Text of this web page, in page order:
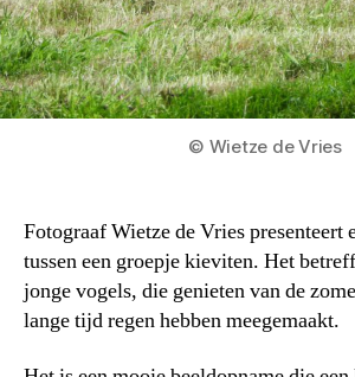
© Wietze de Vries
Fotograaf Wietze de Vries presenteert
tussen een groepje kieviten. Het
jonge vogels, die genieten van de
lange tijd regen hebben meegemaakt.